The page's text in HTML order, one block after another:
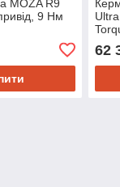
MOZA R9
9 Нм
62